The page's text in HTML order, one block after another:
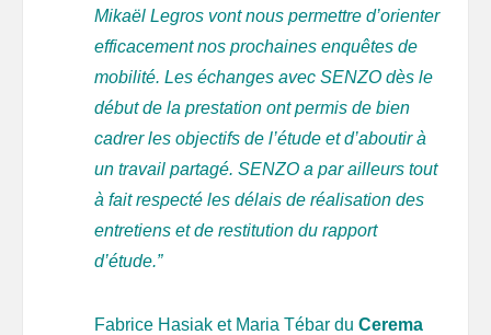
Mikaël Legros vont nous permettre d’orienter
efficacement nos prochaines enquêtes de
mobilité. Les échanges avec SENZO dès le
début de la prestation ont permis de bien
cadrer les objectifs de l’étude et d’aboutir à
un travail partagé. SENZO a par ailleurs tout
à fait respecté les délais de réalisation des
entretiens et de restitution du rapport
d’étude.”
Fabrice Hasiak et Maria Tébar du Cerema